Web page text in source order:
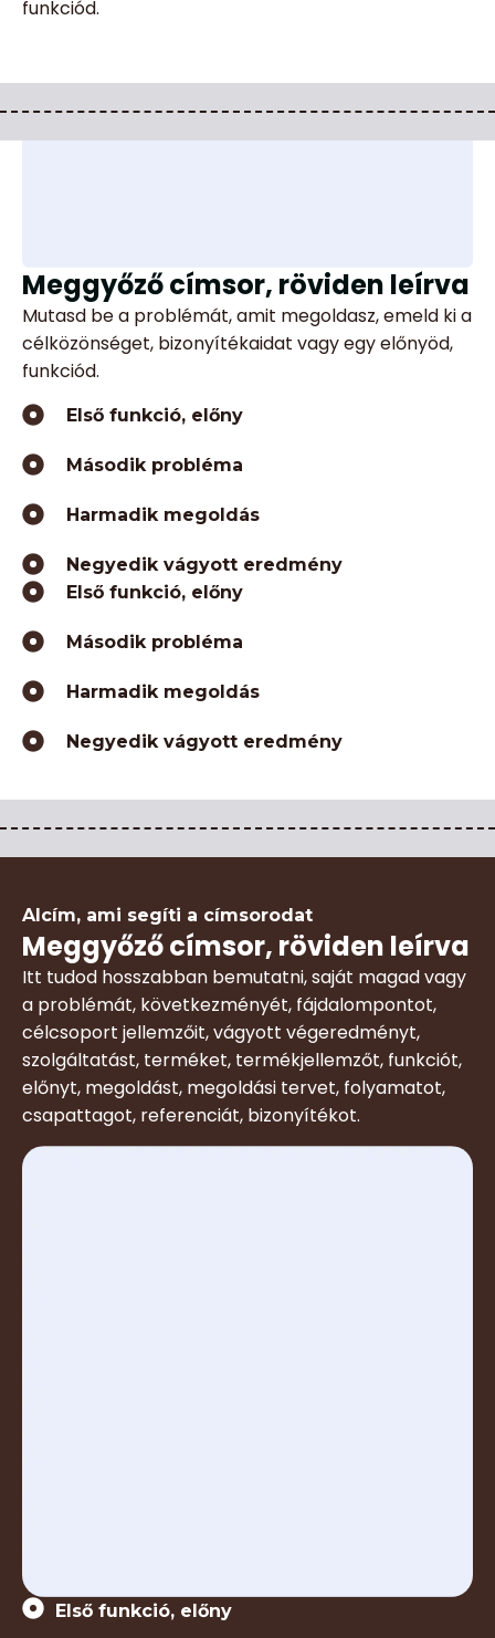
funkciód.
Meggyőző címsor, röviden leírva
Mutasd be a problémát, amit megoldasz, emeld ki a
célközönséget, bizonyítékaidat vagy egy előnyöd,
funkciód.
Első funkció, előny
Második probléma
Harmadik megoldás
Negyedik vágyott eredmény
Első funkció, előny
Második probléma
Harmadik megoldás
Negyedik vágyott eredmény
Alcím, ami segíti a címsorodat
Meggyőző címsor, röviden leírva
Itt tudod hosszabban bemutatni, saját magad vagy
a problémát, következményét, fájdalompontot,
célcsoport jellemzőit, vágyott végeredményt,
szolgáltatást, terméket, termékjellemzőt, funkciót,
előnyt, megoldást, megoldási tervet, folyamatot,
csapattagot, referenciát, bizonyítékot.
Első funkció, előny